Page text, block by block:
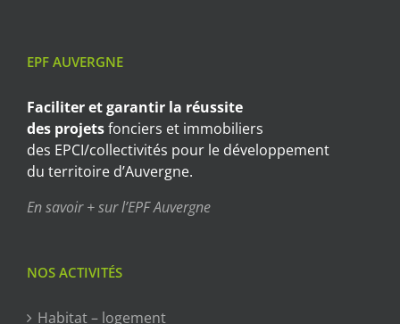
EPF AUVERGNE
Faciliter et garantir la réussite
des projetsfonciers et immobiliers
des EPCI/collectivités pour le développement
du territoire d’Auvergne.
En savoir + sur l’EPF Auvergne
NOS ACTIVITÉS
Habitat – logement